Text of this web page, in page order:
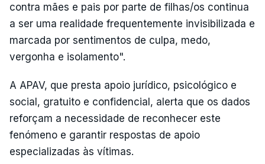
contra mães e pais por parte de filhas/os continua
a ser uma realidade frequentemente invisibilizada e
marcada por sentimentos de culpa, medo,
vergonha e isolamento".
A APAV, que presta apoio jurídico, psicológico e
social, gratuito e confidencial, alerta que os dados
reforçam a necessidade de reconhecer este
fenómeno e garantir respostas de apoio
especializadas às vítimas.